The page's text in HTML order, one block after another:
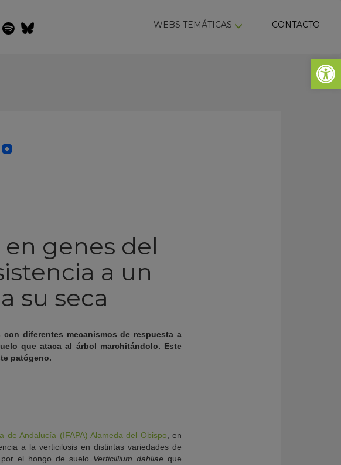
Abrir
Spotify
Bluesky WEBS TEMÁTICAS CONTACTO
genes del
a un
su seca
diferentes mecanismos de respuesta a
que ataca al árbol marchitándolo. Este
patógeno.
de Andalucía (IFAPA) Alameda del Obispo , en
a la verticilosis en distintas variedades de
por el hongo de suelo Verticillium dahliaeque